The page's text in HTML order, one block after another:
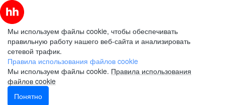
Мы используем файлы cookie, чтобы обеспечивать
правильную работу нашего веб-сайта и анализировать
сетевой трафик.
Правила использования файлов cookie
Мы используем файлы cookie. Правила использования
файлов cookie
Понятно